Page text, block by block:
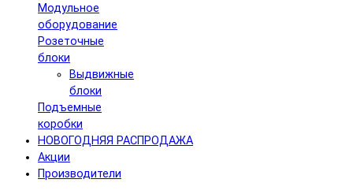
Модульное
оборудование
Розеточные
блоки
Выдвижные
блоки
Подъемные
коробки
НОВОГОДНЯЯ РАСПРОДАЖА
Акции
Производители